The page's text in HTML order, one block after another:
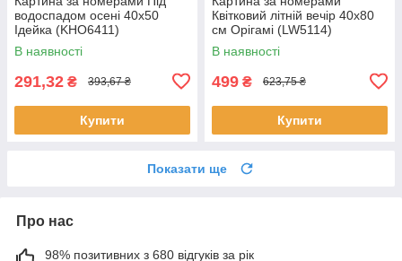
водоспадом осені 40х50
Ідейка (KHO6411)
В наявності
291,32 ₴ 393,67 ₴
Купити
Квітковий літній вечір 40x80
см Орігамі (LW5114)
В наявності
499 ₴ 623,75 ₴
Купити
Показати ще
Про нас
98% позитивних з 680 відгуків за рік